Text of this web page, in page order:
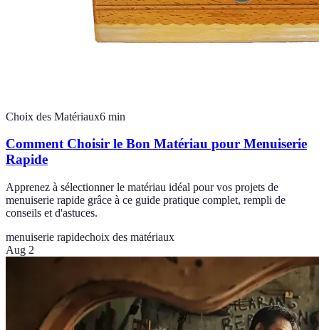
Choix des Matériaux6 min
Comment Choisir le Bon Matériau pour Menuiserie
Rapide
Apprenez à sélectionner le matériau idéal pour vos projets de
menuiserie rapide grâce à ce guide pratique complet, rempli de
conseils et d'astuces.
menuiserie rapidechoix des matériaux
Aug 2